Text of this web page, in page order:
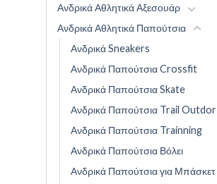
Ανδρικά Αθλητικά Αξεσουάρ
Ανδρικά Αθλητικά Παπούτσια
Ανδρικά Sneakers
Ανδρικά Παπούτσια Crossfit
Ανδρικά Παπούτσια Skate
Ανδρικά Παπούτσια Trail Outdor
Ανδρικά Παπούτσια Trainning
Ανδρικά Παπούτσια Βόλει
Ανδρικά Παπούτσια για Μπάσκετ